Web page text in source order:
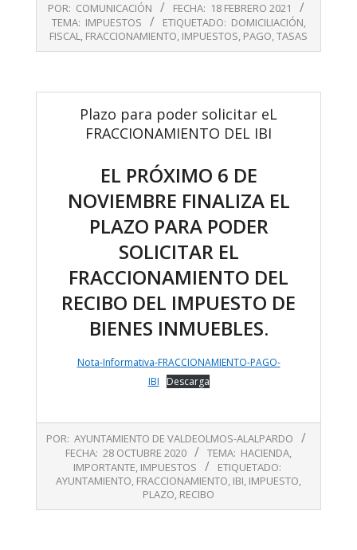
02-
POR: COMUNICACIÓN FECHA: 18 FEBRERO 2021
TEMA: IMPUESTOS ETIQUETADO: DOMICILIACIÓN,
FISCAL, FRACCIONAMIENTO, IMPUESTOS, PAGO,TASAS
Plazo para poder solicitar eL
FRACCIONAMIENTO DEL IBI
EL PRÓXIMO 6 DE
NOVIEMBRE FINALIZA EL
PLAZO PARA PODER
SOLICITAR EL
FRACCIONAMIENTO DEL
RECIBO DEL IMPUESTO DE
BIENES INMUEBLES.
Nota-Informativa-FRACCIONAMIENTO-PAGO-
IBI
Descarga
10-
POR: AYUNTAMIENTO DE VALDEOLMOS-ALALPARDO
FECHA: 28 OCTUBRE 2020 TEMA: HACIENDA,
IMPORTANTE, IMPUESTOS
ETIQUETADO:
AYUNTAMIENTO, FRACCIONAMIENTO, IBI, IMPUESTO,
PLAZO, RECIBO